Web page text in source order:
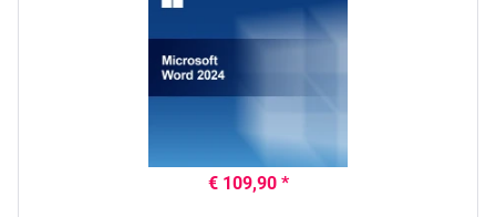
€ 109,90 *